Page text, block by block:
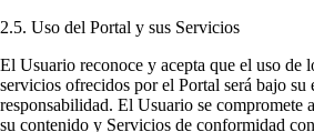
2.5. Uso del Portal y sus Servicios
El Usuario reconoce y acepta que el uso de
servicios ofrecidos por el Portal será bajo
responsabilidad. El Usuario se compromete
su contenido y Servicios de conformidad